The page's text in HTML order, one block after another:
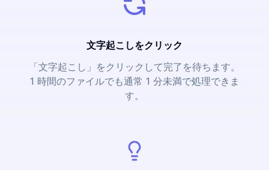
文字起こしをクリック
「文字起こし」をクリックして完了を待ちます。
1 時間のファイルでも通常 1 分未満で処理できま
す。